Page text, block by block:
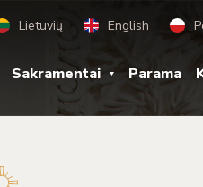
Lietuvių English
Sakramentai Parama